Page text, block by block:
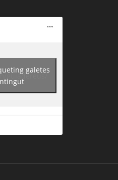
guiadereus/
galetes